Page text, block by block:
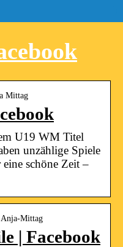
Mittag
U19 WM Titel
unzählige Spiele
eine schöne Zeit –
Anja-Mittag
| Facebook